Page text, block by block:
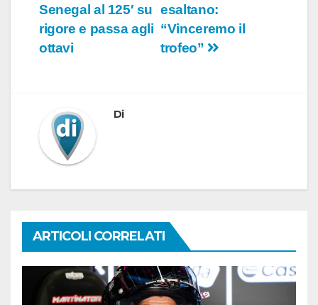
esaltano:
“Vinceremo il
trofeo”
Senegal al 125′ su
rigore e passa agli
ottavi
Di
ARTICOLI CORRELATI